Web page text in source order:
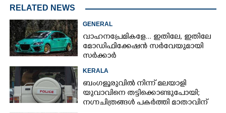
RELATED NEWS
GENERAL
വാഹനപ്രേമികളേ... ഇതിലേ, ഇതിലേ
മോഡിഫിക്കേഷൻ സർവേയുമായി
സർക്കാർ
KERALA
ബംഗളൂരുവിൽ നിന്ന് മലയാളി
യുവാവിനെ തട്ടിക്കൊണ്ടുപോയി;
നഗ്നചിത്രങ്ങൾ പകർത്തി മാതാവിന്